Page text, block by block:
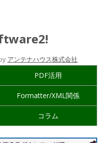
アンテナハウス株式会社
PDF活用
Formatter/XML関係
コラム